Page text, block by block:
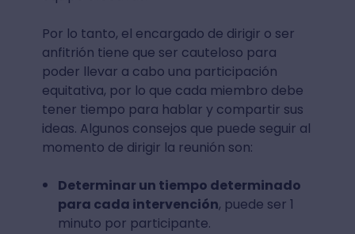
Por lo tanto, el encargado de dirigir o ser
anfitrión tiene que ser cauteloso para
poder llevar a cabo una participación
equitativa, por lo que cada miembro debe
tener tiempo para hablar y compartir sus
ideas. Algunos consejos que puede seguir al
momento de dirigir la reunión son:
Determinar un tiempo determinado
para cada intervención, puede ser 1
minuto por participante.